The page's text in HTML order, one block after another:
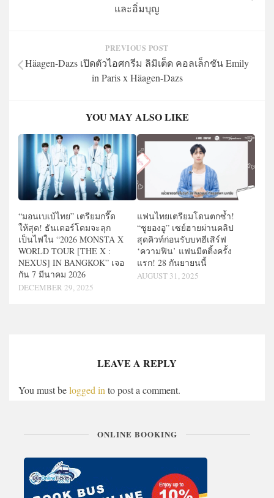
และอิ่มบุญ
PREVIOUS POST
Häagen-Dazs เปิดตัวไอศกรีม ลิมิเต็ด คอลเล็กชัน Emily
in Paris x Häagen-Dazs
YOU MAY ALSO LIKE
“มอนเบเบ้ไทย” เตรียมกรี๊ด
ให้สุด! ธันเดอร์โดมจะลุก
เป็นไฟใน “2026 MONSTA X
WORLD TOUR [THE X :
NEXUS] IN BANGKOK” เจอ
กัน 7 มีนาคม 2026
DECEMBER 29, 2025
แฟนไทยเตรียมโดนตกซ้ำ!
“ชูยองอู” เซย์ฮายผ่านคลิป
สุดคิวท์ก่อนรับบทฮีเสิร์ฟ
‘ความฟิน’ แฟนมีตติ้งครั้ง
แรก! 28 กันยายนนี้
AUGUST 31, 2025
LEAVE A REPLY
You must belogged into post a comment.
ONLINE BOOKING